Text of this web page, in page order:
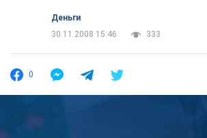
Деньги
30.11.2008 15:46
333
0